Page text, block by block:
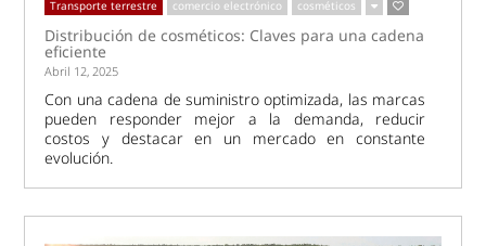
Transporte terrestre comercio electrónico cosméticos
Distribución de cosméticos: Claves para una cadena
eficiente
Abril 12, 2025
Con una cadena de suministro optimizada, las marcas
pueden responder mejor a la demanda, reducir
costos y destacar en un mercado en constante
evolución.